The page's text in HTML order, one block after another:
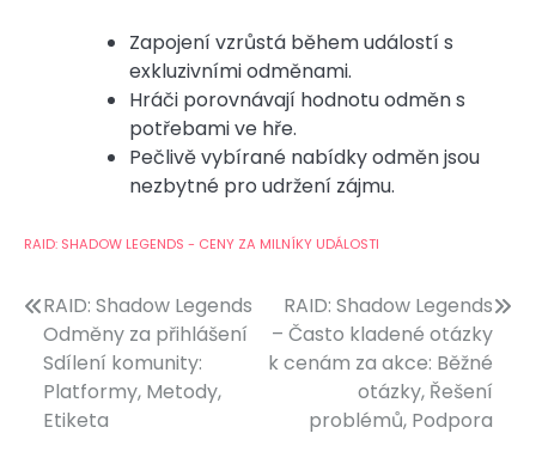
Zapojení vzrůstá během událostí s
exkluzivními odměnami.
Hráči porovnávají hodnotu odměn s
potřebami ve hře.
Pečlivě vybírané nabídky odměn jsou
nezbytné pro udržení zájmu.
RAID: SHADOW LEGENDS - CENY ZA MILNÍKY UDÁLOSTI
Post
navigation
RAID: Shadow Legends
Odměny za přihlášení
Sdílení komunity:
Platformy, Metody,
Etiketa
RAID: Shadow Legends
– Často kladené otázky
k cenám za akce: Běžné
otázky, Řešení
problémů, Podpora